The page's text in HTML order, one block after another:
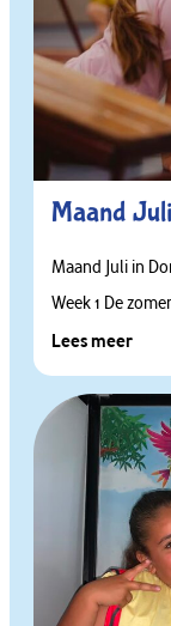
Maand
Maand Juli in
Week 1 De
Lees meer